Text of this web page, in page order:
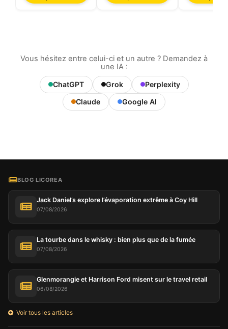
Vous hésitez entre celui-ci et un autre ? Demandez à
une IA :
ChatGPT Grok
Perplexity
Claude
Google AI
BLOG LICOREA
Jack Daniel’s explore l’évaporation extrême à Coy Hill
07/08/2026
La tourbe dans le whisky : bien plus que de la fumée
07/08/2026
Glenmorangie et Harrison Ford misent sur le travel retail
06/08/2026
Voir tous les articles